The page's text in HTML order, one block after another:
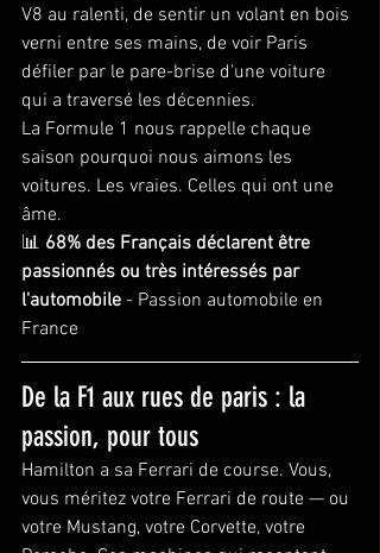
V8 au ralenti, de sentir un volant en bois
verni entre ses mains, de voir Paris
défiler par le pare-brise d'une voiture
qui a traversé les décennies.
La Formule 1 nous rappelle chaque
saison pourquoi nous aimons les
voitures. Les vraies. Celles qui ont une
âme.
📊 68% des Français déclarent être
passionnés ou très intéressés par
l'automobile - Passion automobile en
France
De la F1 aux rues de paris : la
passion, pour tous
Hamilton a sa Ferrari de course. Vous,
vous méritez votre Ferrari de route — ou
votre Mustang, votre Corvette, votre